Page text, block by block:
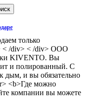
только
< /div> < /div> ООО
KIVENTO. Вы
и полированный. С
дым, и вы обязательно
<b>Где можно
компании вы можете